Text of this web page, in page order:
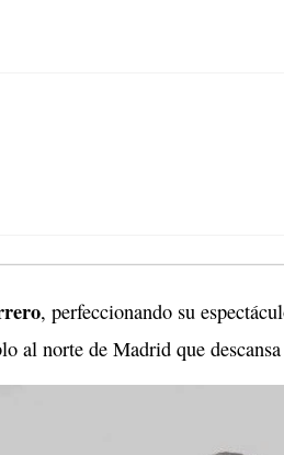
, perfeccionando su
al norte de Madrid que